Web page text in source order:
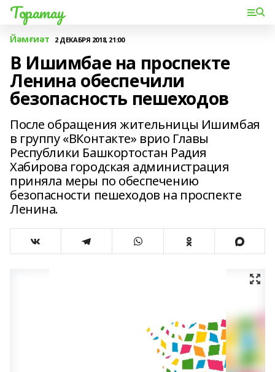
Торатау
Йәмғиәт 2 ДЕКАБРЯ 2018, 21:00
В Ишимбае на проспекте
Ленина обеспечили
безопасность пешеходов
После обращения жительницы Ишимбая
в группу «ВКонтакте» врио Главы
Республики Башкортостан Радия
Хабирова городская администрация
приняла меры по обеспечению
безопасности пешеходов на проспекте
Ленина.